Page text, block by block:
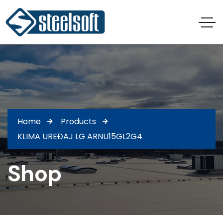
Home
Products
KLIMA UREĐAJ LG ARNU15GL2G4
Shop